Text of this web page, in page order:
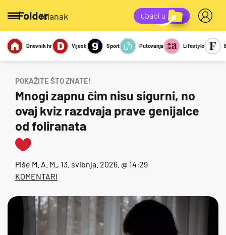
/članak
Miks Kviz
Report
Sexy
Dnevnik.hr Vijesti Sport Putovanja Lifestyle
POKAŽITE ŠTO ZNATE!
Mnogi zapnu čim nisu sigurni, no
ovaj kviz razdvaja prave genijalce
od foliranata
Piše M. A. M. , 13. svibnja. 2026. @ 14:29
KOMENTARI